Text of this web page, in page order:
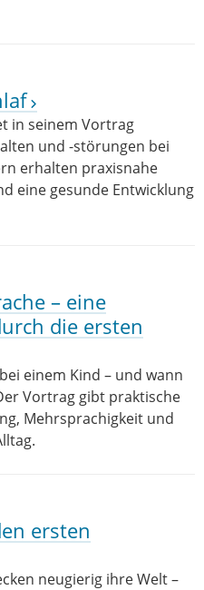
in seinem Vortrag
und -störungen bei
erhalten praxisnahe
eine gesunde Entwicklung
– eine
die ersten
einem Kind – und wann
Vortrag gibt praktische
Mehrsprachigkeit und
ersten
neugierig ihre Welt –